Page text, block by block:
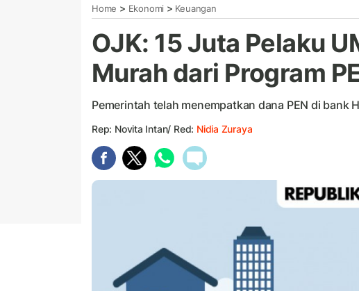
Home > Ekonomi > Keuangan
OJK: 15 Juta Pelaku
Murah dari Program
Pemerintah telah menempatkan dana PEN di bank
Rep: Novita Intan/ Red: Nidia Zuraya